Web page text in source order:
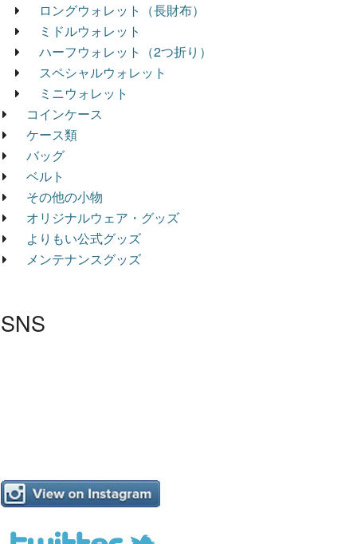
ロングウォレット（長財布）
ミドルウォレット
ハーフウォレット（2つ折り）
スペシャルウォレット
ミニウォレット
コインケース
ケース類
バッグ
ベルト
その他の小物
オリジナルウェア・グッズ
よりもい公式グッズ
メンテナンスグッズ
SNS